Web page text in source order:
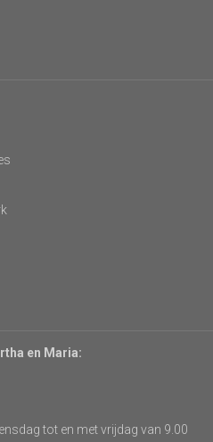
en Maria:
tot en met vrijdag van 9.00